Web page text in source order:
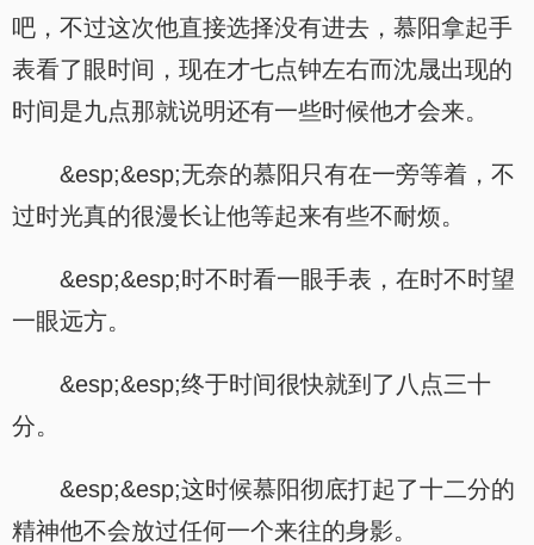
吧，不过这次他直接选择没有进去，慕阳拿起手
表看了眼时间，现在才七点钟左右而沈晟出现的
时间是九点那就说明还有一些时候他才会来。
&esp;&esp;无奈的慕阳只有在一旁等着，不
过时光真的很漫长让他等起来有些不耐烦。
&esp;&esp;时不时看一眼手表，在时不时望
一眼远方。
&esp;&esp;终于时间很快就到了八点三十
分。
&esp;&esp;这时候慕阳彻底打起了十二分的
精神他不会放过任何一个来往的身影。